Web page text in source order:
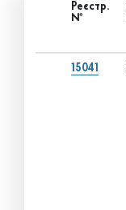
Реєстр.
№
15041